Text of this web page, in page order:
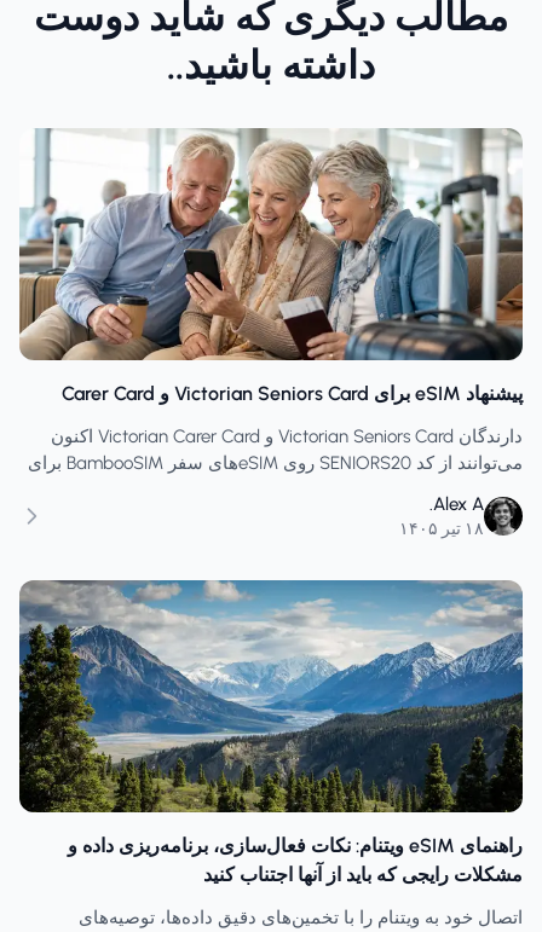
مطالب دیگری که شاید دوست
داشته باشید..
پیشنهاد eSIM برای Victorian Seniors Card و Carer Card
دارندگان Victorian Seniors Card و Victorian Carer Card اکنون
می‌توانند از کد SENIORS20 روی eSIMهای سفر BambooSIM برای
Alex A.
۱۸ تیر ۱۴۰۵
راهنمای eSIM ویتنام: نکات فعال‌سازی، برنامه‌ریزی داده و
مشکلات رایجی که باید از آنها اجتناب کنید
اتصال خود به ویتنام را با تخمین‌های دقیق داده‌ها، توصیه‌های